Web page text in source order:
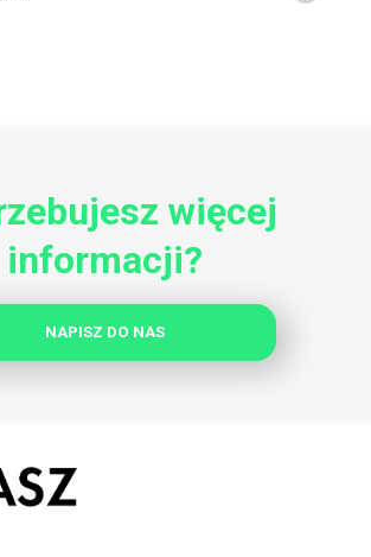
więcej
informacji?
NAPISZ DO NAS